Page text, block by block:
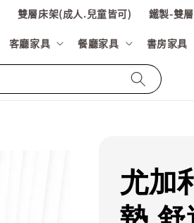
雙層床架(成人.兒童皆可) 鐵製-雙
客廳家具 餐廳家具 書房家具
尤加